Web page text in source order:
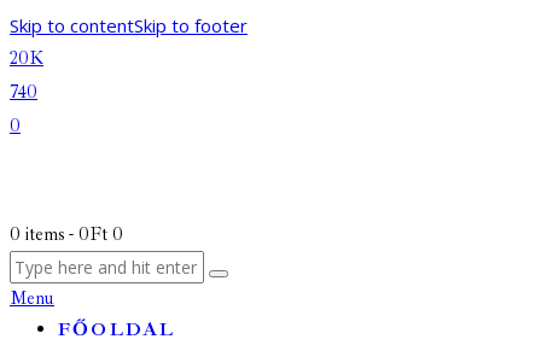
Skip to contentSkip to footer
20K
740
0
0 items - 0Ft 0
Menu
FŐOLDAL